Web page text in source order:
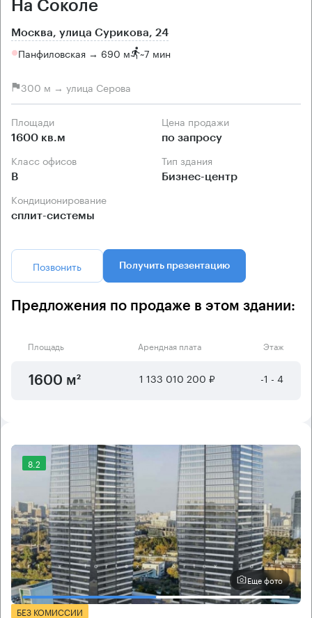
На Соколе
Москва, улица Сурикова, 24
Панфиловская → 690 м ~7 мин
300 м → улица Серова
Площади
1600 кв.м
Цена продажи
по запросу
Класс офисов
B
Тип здания
Бизнес-центр
Кондиционирование
сплит-системы
Позвонить Получить презентацию
Предложения по продаже в этом здании:
Площадь Арендная плата Этаж
1600 м² 1 133 010 200 ₽ -1 - 4
8.2
Еще фото
БЕЗ КОМИССИИ